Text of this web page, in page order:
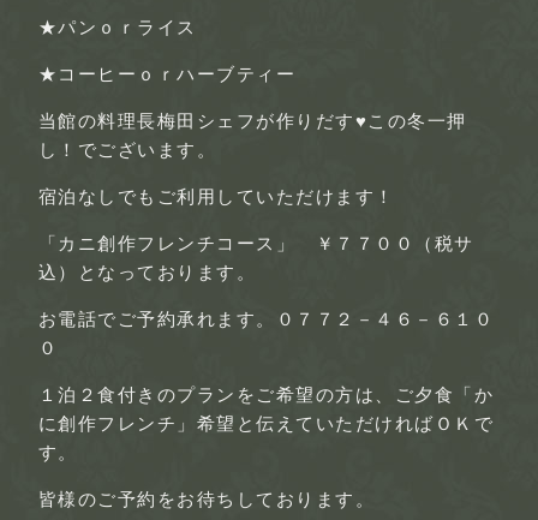
★パンｏｒライス
★コーヒーｏｒハーブティー
当館の料理長梅田シェフが作りだす♥この冬一押
し！でございます。
宿泊なしでもご利用していただけます！
「カニ創作フレンチコース」
￥７７００（税サ
込）となっております。
お電話でご予約承れます。０７７２－４６－６１０
０
１泊２食付きのプランをご希望の方は、ご夕食「か
に創作フレンチ」希望と伝えていただければＯＫで
す。
皆様のご予約をお待ちしております。